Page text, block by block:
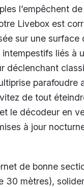
l’empêchent
Livebox est
sur une surface
liés à
déclenchant
parafoudre
de tout
le décodeur en
à jour
de bonne
30 mètres),